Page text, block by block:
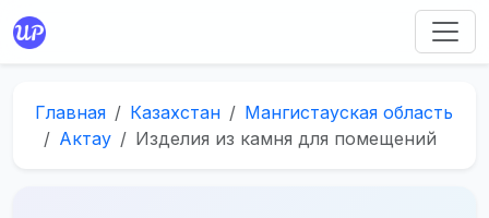
Главная Казахстан
Мангистауская область
Актау
Изделия из камня для помещений